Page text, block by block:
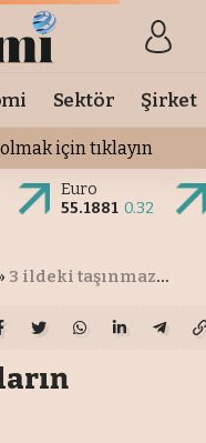
Sektör Şirket
için tıklayın
Euro
55.1881 0.32
3 ildeki taşınmazların satışına onay